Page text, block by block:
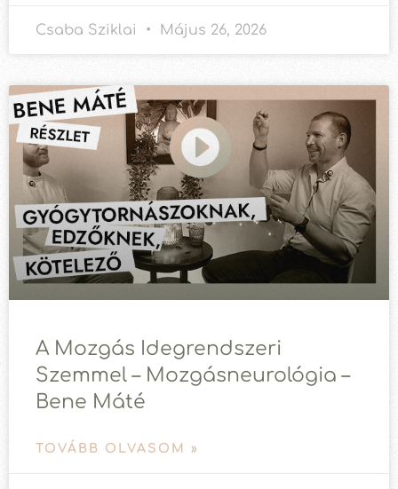
Csaba Sziklai Május 26, 2026
A Mozgás Idegrendszeri
Szemmel – Mozgásneurológia –
Bene Máté
TOVÁBB OLVASOM »